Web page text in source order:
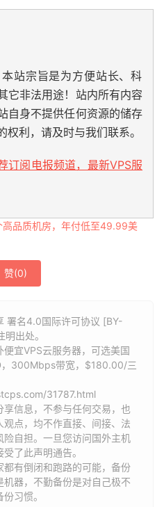
本站宗旨是为方便站长、科
它非法用途！站内所有内容
自身不提供任何资源的储存
利，请及时与我们联系。
订阅电报频道，最新VPS服
高品质机房，年付低至49.99美
赞(0)
署名4.0国际许可协议 [BY-
出处。
宜VPS云服务器，可选美国
，300Mbps带宽，$180.00/三
31787.html
享信息，不参与任何交易，也
点，均不作直接、间接、法
自担。一旦您访问国外主机
了此声明通告。
都有倒闭和跑路的可能，备份
器，不勤备份是对自己极不
习惯。